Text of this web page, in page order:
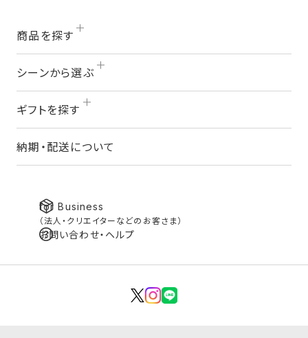
商品を探す
シーンから選ぶ
ギフトを探す
納期・配送について
for Business
（法人・クリエイターなどのお客さま）
お問い合わせ・ヘルプ